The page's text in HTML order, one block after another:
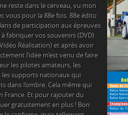
reste dans le cerveau, vu mon
vous pour la 88e fois. 88e édito
de participation aux épreuves
fabriquer vos souvenirs (DVD)
Réalisation) et après avoir
l’idée m’est venu de faire
les pilotes amateurs, les
supports nationaux qui
dans l’ombre. Cela même qui
France. Et pour rajouter du
gratuitement en plus ! Bon